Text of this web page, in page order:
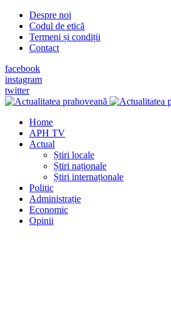
Despre noi
Codul de etică
Termeni și condiții
Contact
facebook
instagram
twitter
Home
APH TV
Actual
Știri locale
Știri naționale
Știri internaționale
Politic
Administrație
Economic
Opinii